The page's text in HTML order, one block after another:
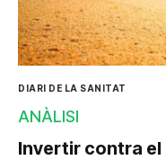
DIARI DE LA SANITAT
ANÀLISI
Invertir contra